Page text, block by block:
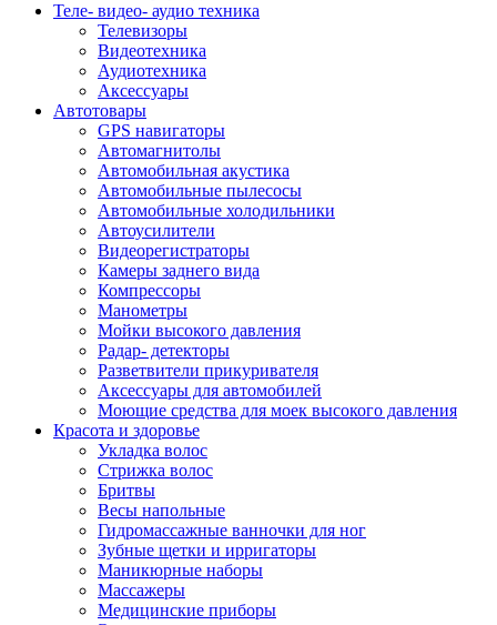
Теле- видео- аудио техника
Телевизоры
Видеотехника
Аудиотехника
Аксессуары
Автотовары
GPS навигаторы
Автомагнитолы
Автомобильная акустика
Автомобильные пылесосы
Автомобильные холодильники
Автоусилители
Видеорегистраторы
Камеры заднего вида
Компрессоры
Манометры
Мойки высокого давления
Радар- детекторы
Разветвители прикуривателя
Аксессуары для автомобилей
Моющие средства для моек высокого давления
Красота и здоровье
Укладка волос
Стрижка волос
Бритвы
Весы напольные
Гидромассажные ванночки для ног
Зубные щетки и ирригаторы
Маникюрные наборы
Массажеры
Медицинские приборы